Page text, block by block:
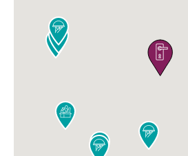







